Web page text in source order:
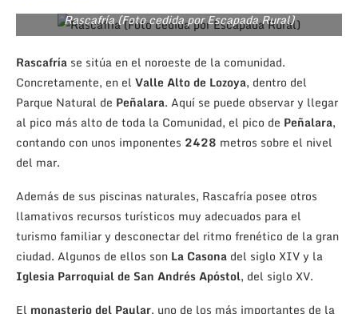
Rascafría (Foto cedida por Escapada Rural)
Rascafría se sitúa en el noroeste de la comunidad.
Concretamente, en el Valle Altode Lozoya, dentro del
Parque Natural de Peñalara. Aquí se puede observar y llegar
al pico más alto de toda la Comunidad, el pico de Peñalara,
contando con unos imponentes 2428 metros sobre el nivel
del mar.
Además de sus piscinas naturales, Rascafría posee otros
llamativos recursos turísticos muy adecuados para el
turismo familiar y desconectar del ritmo frenético de la gran
ciudad. Algunos de ellos son La Casona del siglo XIV y la
Iglesia Parroquial de San AndrésApóstol, del siglo XV.
El monasterio del Paular, uno de los más importantes de la